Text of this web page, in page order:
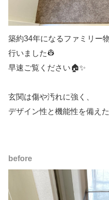
築約34年になるファミリー
行いました👷
早速ご覧ください🏠✨
玄関は傷や汚れに強く、
デザイン性と機能性を備え
before